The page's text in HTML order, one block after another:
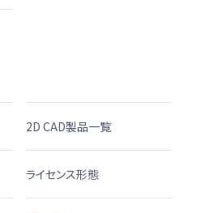
2D CAD製品一覧
ライセンス形態